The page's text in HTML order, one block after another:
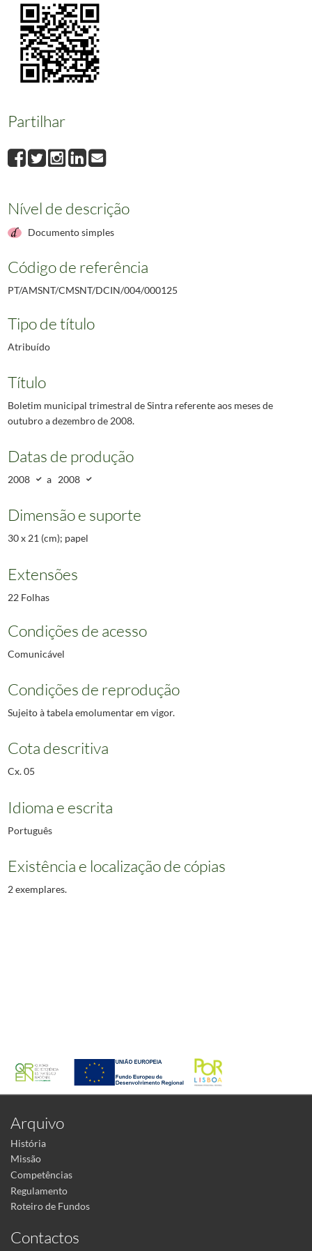
000126Boletim municipal semestral de Sintra referente aos meses de janeiro
000127Boletim municipal trimestral de Sintra referente aos meses de outubro
000128Boletim municipal semestral de Sintra referente aos meses de janeiro
000129Boletim municipal semestral de Sintra referente aos meses de julho a
000130Boletim municipal Sintra em revista referente ao ano de 2012.
Partilhar
Nível de descrição
Documento simples
Código de referência
PT/AMSNT/CMSNT/DCIN/004/000125
Tipo de título
Atribuído
Título
Boletim municipal trimestral de Sintra referente aos meses de
outubro a dezembro de 2008.
Datas de produção
2008 a 2008
Dimensão e suporte
30 x 21 (cm); papel
Extensões
22 Folhas
Condições de acesso
Comunicável
Condições de reprodução
Sujeito à tabela emolumentar em vigor.
Cota descritiva
Cx. 05
Idioma e escrita
Português
Existência e localização de cópias
2 exemplares.
Arquivo
História
Missão
Competências
Regulamento
Roteiro de Fundos
Contactos